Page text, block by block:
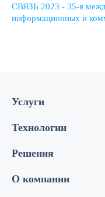
СВЯЗЬ 2023 - 35-я
информационных и
Услуги
Технологии
Решения
О компании